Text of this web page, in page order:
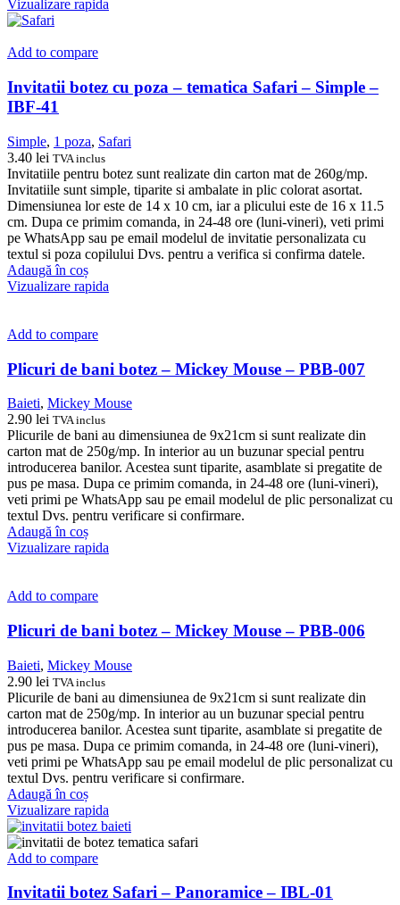
Vizualizare rapida
Add to compare
Invitatii botez cu poza – tematica Safari – Simple –
IBF-41
Simple, 1 poza, Safari
3.40 lei TVA inclus
Invitatiile pentru botez sunt realizate din carton mat de 260g/mp.
Invitatiile sunt simple, tiparite si ambalate in plic colorat asortat.
Dimensiunea lor este de 14 x 10 cm, iar a plicului este de 16 x 11.5
cm. Dupa ce primim comanda, in 24-48 ore (luni-vineri), veti primi
pe WhatsApp sau pe email modelul de invitatie personalizata cu
textul si poza copilului Dvs. pentru a verifica si confirma datele.
Adaugă în coș
Vizualizare rapida
Add to compare
Plicuri de bani botez – Mickey Mouse – PBB-007
Baieti, Mickey Mouse
2.90 lei TVA inclus
Plicurile de bani au dimensiunea de 9x21cm si sunt realizate din
carton mat de 250g/mp. In interior au un buzunar special pentru
introducerea banilor. Acestea sunt tiparite, asamblate si pregatite de
pus pe masa. Dupa ce primim comanda, in 24-48 ore (luni-vineri),
veti primi pe WhatsApp sau pe email modelul de plic personalizat cu
textul Dvs. pentru verificare si confirmare.
Adaugă în coș
Vizualizare rapida
Add to compare
Plicuri de bani botez – Mickey Mouse – PBB-006
Baieti, Mickey Mouse
2.90 lei TVA inclus
Plicurile de bani au dimensiunea de 9x21cm si sunt realizate din
carton mat de 250g/mp. In interior au un buzunar special pentru
introducerea banilor. Acestea sunt tiparite, asamblate si pregatite de
pus pe masa. Dupa ce primim comanda, in 24-48 ore (luni-vineri),
veti primi pe WhatsApp sau pe email modelul de plic personalizat cu
textul Dvs. pentru verificare si confirmare.
Adaugă în coș
Vizualizare rapida
Add to compare
Invitatii botez Safari – Panoramice – IBL-01